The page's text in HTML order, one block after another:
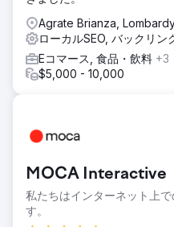
Agrate Brianza,
ローカルSEO, バックリン
Eコマース, 食品・飲料 +3
$5,000 - 10,000
MOCA Interactive
私たちはインターネット上
す。